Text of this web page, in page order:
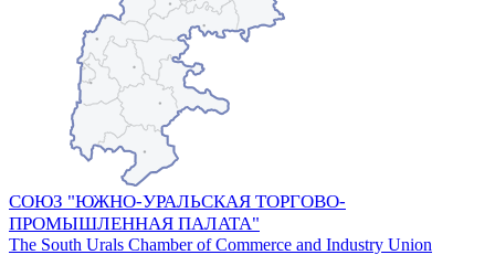
СОЮЗ "ЮЖНО-УРАЛЬСКАЯ ТОРГОВО-
ПРОМЫШЛЕННАЯ ПАЛАТА"
The South Urals Chamber of Commerce and Industry Union